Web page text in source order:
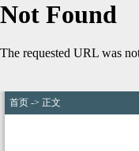
首页 -> 正文